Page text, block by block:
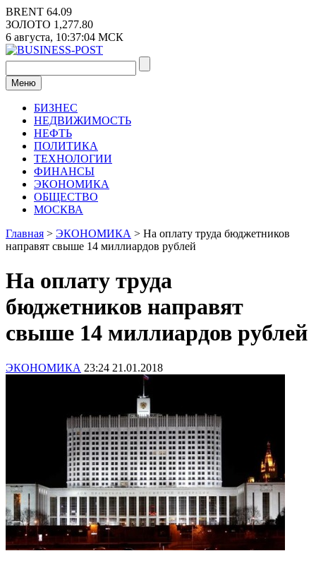
Перейти
к
содержимому
BRENT 64.09
ЗОЛОТО 1,277.80
6 августа, 10:37:04 МСК
Меню
БИЗНЕС
НЕДВИЖИМОСТЬ
НЕФТЬ
ПОЛИТИКА
ТЕХНОЛОГИИ
ФИНАНСЫ
ЭКОНОМИКА
ОБЩЕСТВО
МОСКВА
Главная > ЭКОНОМИКА > На оплату труда бюджетников
направят свыше 14 миллиардов рублей
На оплату труда
бюджетников направят
свыше 14 миллиардов рублей
ЭКОНОМИКА 23:24 21.01.2018